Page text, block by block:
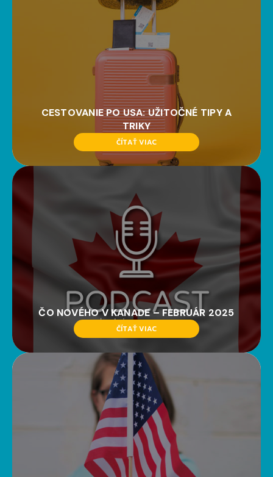
CESTOVANIE PO USA: UŽITOČNÉ TIPY A
TRIKY
ČÍTAŤ VIAC
ČO NOVÉHO V KANADE – FEBRUÁR 2025
ČÍTAŤ VIAC